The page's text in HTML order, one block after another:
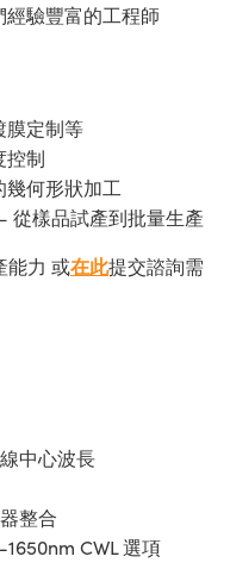
驗豐富的工程師
膜定制等
控制
何形狀加工
從樣品試產到批量生產
力 或在此提交諮詢需
中心波長
整合
1650nm CWL 選項